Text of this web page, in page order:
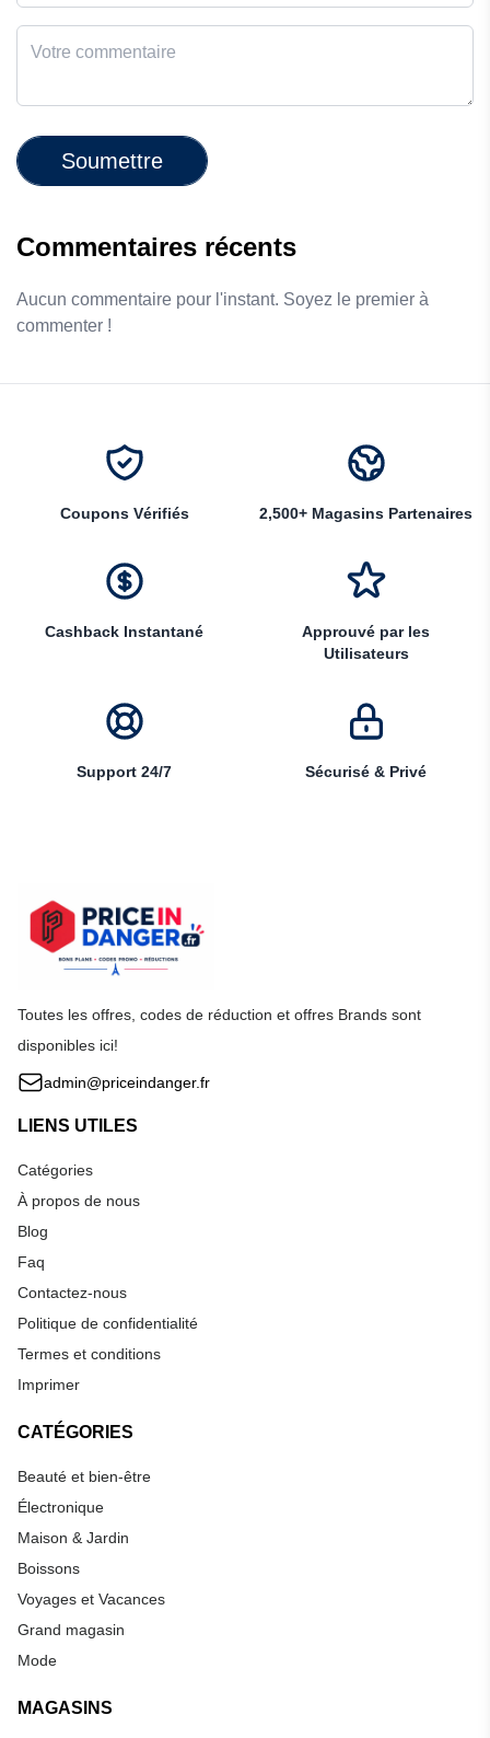
Soumettre
Commentaires récents
Aucun commentaire pour l'instant. Soyez le premier à
commenter !
Coupons Vérifiés 2,500+ Magasins Partenaires
Cashback Instantané
Approuvé par les
Utilisateurs
Support 24/7 Sécurisé & Privé
Toutes les offres, codes de réduction et offres Brands sont
disponibles ici!
admin@priceindanger.fr
LIENS UTILES
Catégories
À propos de nous
Blog
Faq
Contactez-nous
Politique de confidentialité
Termes et conditions
Imprimer
CATÉGORIES
Beauté et bien-être
Électronique
Maison & Jardin
Boissons
Voyages et Vacances
Grand magasin
Mode
MAGASINS